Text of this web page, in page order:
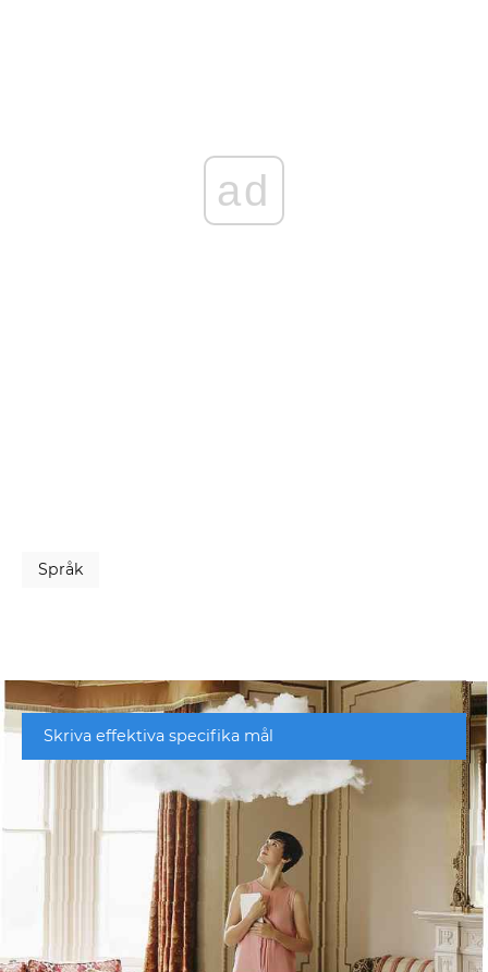
ad
Språk
Skriva effektiva specifika mål